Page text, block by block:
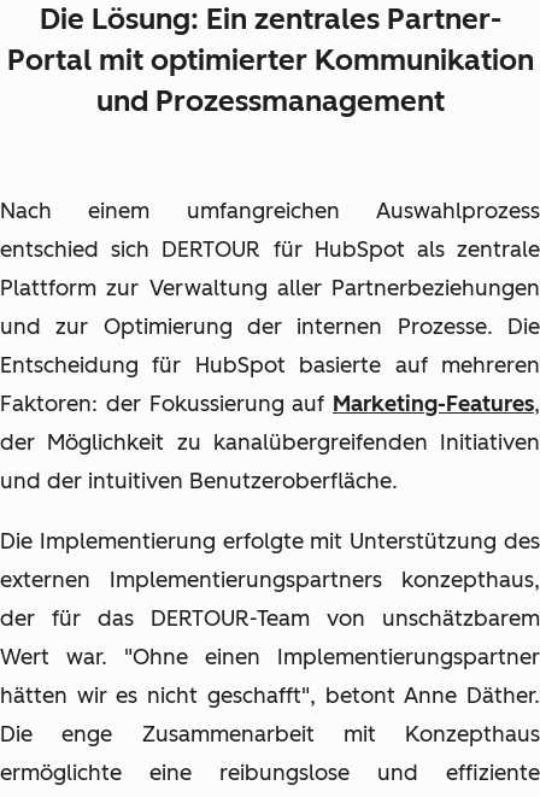
Die Lösung: Ein zentrales Partner-
Portal mit optimierter Kommunikation
und Prozessmanagement
Nach einem umfangreichen Auswahlprozess
entschied sich DERTOUR für HubSpot als zentrale
Plattform zur Verwaltung aller Partnerbeziehungen
und zur Optimierung der internen Prozesse. Die
Entscheidung für HubSpot basierte auf mehreren
Faktoren: der Fokussierung auf Marketing-Features,
der Möglichkeit zu kanalübergreifenden Initiativen
und der intuitiven Benutzeroberfläche.
Die Implementierung erfolgte mit Unterstützung des
externen Implementierungspartners konzepthaus,
der für das DERTOUR-Team von unschätzbarem
Wert war. "Ohne einen Implementierungspartner
hätten wir es nicht geschafft", betont Anne Däther.
Die enge Zusammenarbeit mit Konzepthaus
ermöglichte eine reibungslose und effiziente